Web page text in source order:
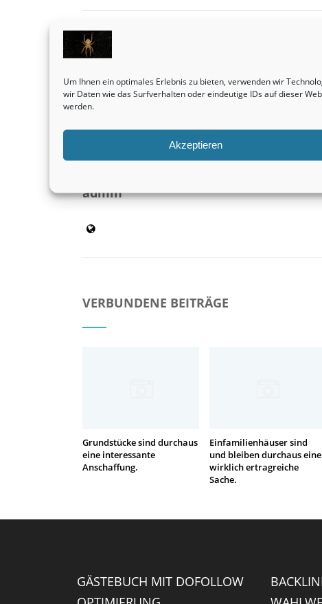
Um Ihnen ein optimales Erlebnis zu bieten, verwenden wir
wir Daten wie das Surfverhalten oder eindeutige IDs auf dieser
werden.
Akzeptieren
SHARE THIS
Vorheriger Beitrag
Eigentumswohnungen sind und bleiben immer
eine sehr interessante Kapitalanlage.
Immobilienbewertung
admin
VERBUNDENE BEITRÄGE
Grundstücke sind durchaus
eine interessante
Anschaffung.
Einfamilienhäuser sind
und bleiben durchaus eine
wirklich ertragreiche
Sache.
GÄSTEBUCH MIT DOFOLLOW